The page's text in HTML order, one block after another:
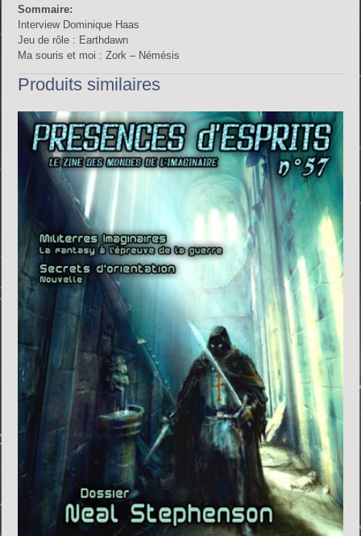
Sommaire:
Interview Dominique Haas
Jeu de rôle : Earthdawn
Ma souris et moi : Zork – Némésis
Produits similaires